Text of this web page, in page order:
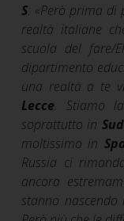
S: «Però prima di
realtà italiane
scuola del fare/
dipartimento
una realtà a te
Lecce. Stiamo
soprattutto in
moltissimo in
Russia ci
ancora
stanno